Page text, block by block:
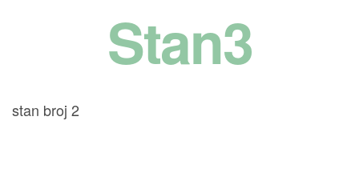
Stan3
stan broj 2